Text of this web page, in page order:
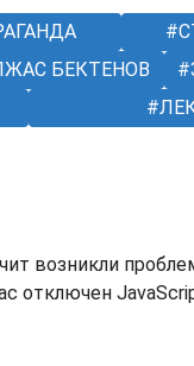
БЕКТЕНОВ
возникли
отключен